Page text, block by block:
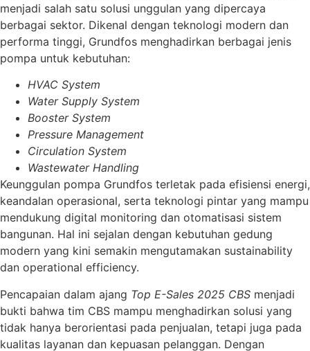
menjadi salah satu solusi unggulan yang dipercaya
berbagai sektor. Dikenal dengan teknologi modern dan
performa tinggi, Grundfos menghadirkan berbagai jenis
pompa untuk kebutuhan:
HVAC System
Water Supply System
Booster System
Pressure Management
Circulation System
Wastewater Handling
Keunggulan pompa Grundfos terletak pada efisiensi energi,
keandalan operasional, serta teknologi pintar yang mampu
mendukung digital monitoring dan otomatisasi sistem
bangunan. Hal ini sejalan dengan kebutuhan gedung
modern yang kini semakin mengutamakan sustainability
dan operational efficiency.
Pencapaian dalam ajang Top E-Sales 2025 CBS menjadi
bukti bahwa tim CBS mampu menghadirkan solusi yang
tidak hanya berorientasi pada penjualan, tetapi juga pada
kualitas layanan dan kepuasan pelanggan. Dengan